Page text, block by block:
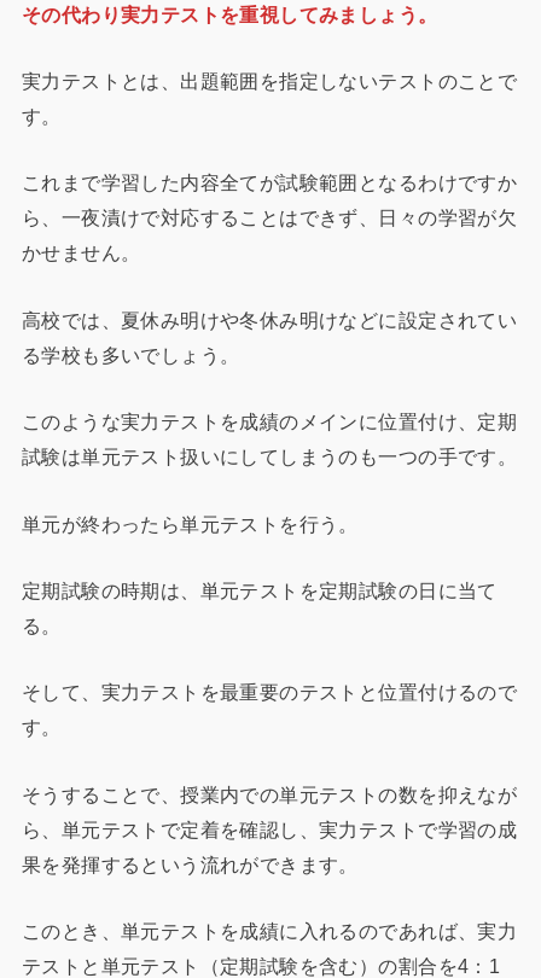
その代わり実力テストを重視してみましょう。
実力テストとは、出題範囲を指定しないテストのことで
す。
これまで学習した内容全てが試験範囲となるわけですか
ら、一夜漬けで対応することはできず、日々の学習が欠
かせません。
高校では、夏休み明けや冬休み明けなどに設定されてい
る学校も多いでしょう。
このような実力テストを成績のメインに位置付け、定期
試験は単元テスト扱いにしてしまうのも一つの手です。
単元が終わったら単元テストを行う。
定期試験の時期は、単元テストを定期試験の日に当て
る。
そして、実力テストを最重要のテストと位置付けるので
す。
そうすることで、授業内での単元テストの数を抑えなが
ら、単元テストで定着を確認し、実力テストで学習の成
果を発揮するという流れができます。
このとき、単元テストを成績に入れるのであれば、実力
テストと単元テスト（定期試験を含む）の割合を4：1